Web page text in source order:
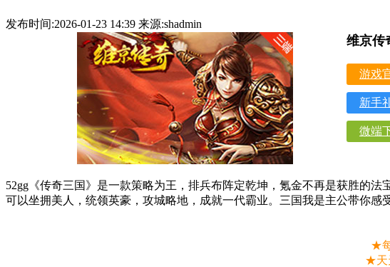
发布时间:2026-01-23 14:39 来源:shadmin
维京传
游戏
新手
微端
52gg《传奇三国》是一款策略为王，排兵布阵定乾坤，氪金不再是获胜的
可以坐拥美人，统领英豪，攻城略地，成就一代霸业。三国我是主公带你感
★
★天